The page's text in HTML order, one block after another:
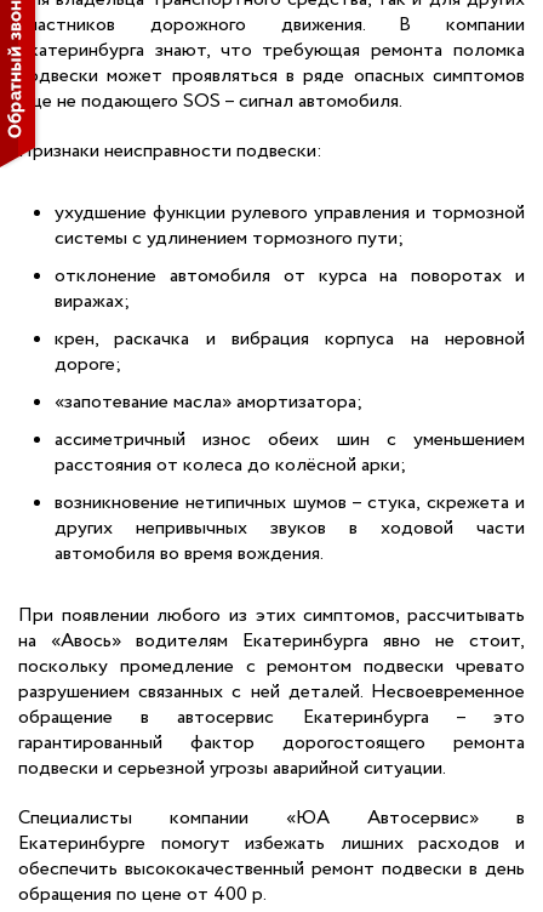
участников дорожного движения. В компании
Екатеринбурга знают, что требующая ремонта поломка
подвески может проявляться в ряде опасных симптомов
еще не подающего SOS – сигнал автомобиля.
Признаки неисправности подвески:
ухудшение функции рулевого управления и тормозной
системы с удлинением тормозного пути;
отклонение автомобиля от курса на поворотах и
виражах;
крен, раскачка и вибрация корпуса на неровной
дороге;
«запотевание масла» амортизатора;
ассиметричный износ обеих шин с уменьшением
расстояния от колеса до колёсной арки;
возникновение нетипичных шумов – стука, скрежета и
других непривычных звуков в ходовой части
автомобиля во время вождения.
При появлении любого из этих симптомов, рассчитывать
на «Авось» водителям Екатеринбурга явно не стоит,
поскольку промедление с ремонтом подвески чревато
разрушением связанных с ней деталей. Несвоевременное
обращение в автосервис Екатеринбурга – это
гарантированный фактор дорогостоящего ремонта
подвески и серьезной угрозы аварийной ситуации.
Специалисты компании «ЮА Автосервис» в
Екатеринбурге помогут избежать лишних расходов и
обеспечить высококачественный ремонт подвески в день
обращения по цене от 400 р.